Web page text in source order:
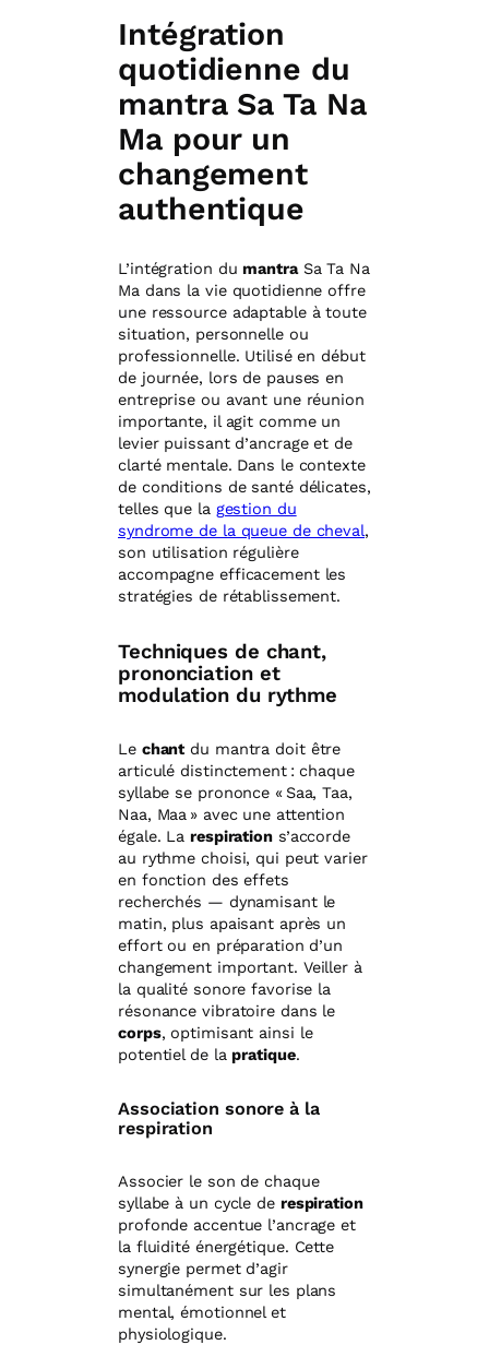
Intégration
quotidienne du
mantra Sa Ta Na
Ma pour un
changement
authentique
L’intégration dumantraSa Ta Na
Ma dans la vie quotidienne offre
une ressource adaptable à toute
situation, personnelle ou
professionnelle. Utilisé en début
de journée, lors de pauses en
entreprise ou avant une réunion
importante, il agit comme un
levier puissant d’ancrage et de
clarté mentale. Dans le contexte
de conditions de santé délicates,
telles que la gestion du
syndrome de la queue de cheval,
son utilisation régulière
accompagne efficacement les
stratégies de rétablissement.
Techniques de chant,
prononciation et
modulation du rythme
Le chant du mantra doit être
articulé distinctement : chaque
syllabe se prononce « Saa, Taa,
Naa, Maa » avec une attention
égale. Larespirations’accorde
au rythme choisi, qui peut varier
en fonction des effets
recherchés — dynamisant le
matin, plus apaisant après un
effort ou en préparation d’un
changement important. Veiller à
la qualité sonore favorise la
résonance vibratoire dans le
corps, optimisant ainsi le
potentiel de lapratique.
Association sonore à la
respiration
Associer le son de chaque
syllabe à un cycle de respiration
profonde accentue l’ancrage et
la fluidité énergétique. Cette
synergie permet d’agir
simultanément sur les plans
mental, émotionnel et
physiologique.